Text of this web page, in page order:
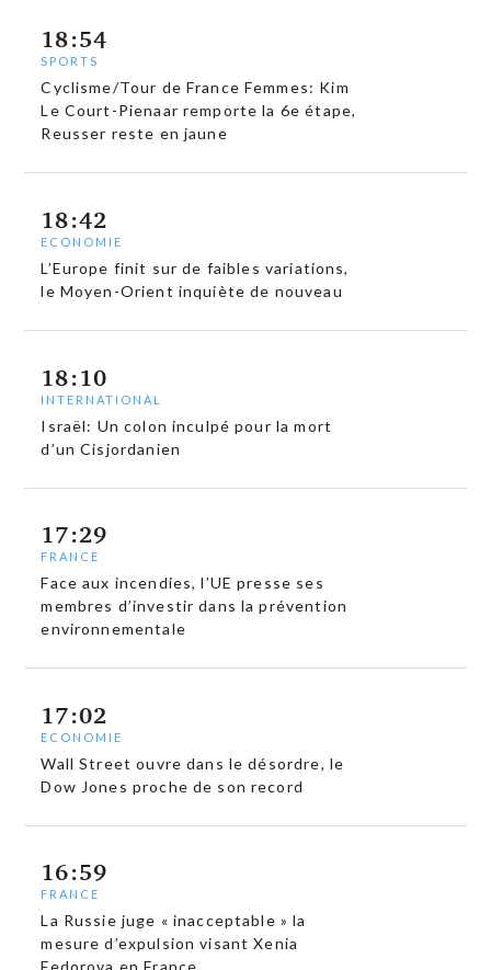
18:54
SPORTS
Cyclisme/Tour de France Femmes: Kim
Le Court-Pienaar remporte la 6e étape,
Reusser reste en jaune
18:42
ECONOMIE
L’Europe finit sur de faibles variations,
le Moyen-Orient inquiète de nouveau
18:10
INTERNATIONAL
Israël: Un colon inculpé pour la mort
d’un Cisjordanien
17:29
FRANCE
Face aux incendies, l’UE presse ses
membres d’investir dans la prévention
environnementale
17:02
ECONOMIE
Wall Street ouvre dans le désordre, le
Dow Jones proche de son record
16:59
FRANCE
La Russie juge « inacceptable » la
mesure d’expulsion visant Xenia